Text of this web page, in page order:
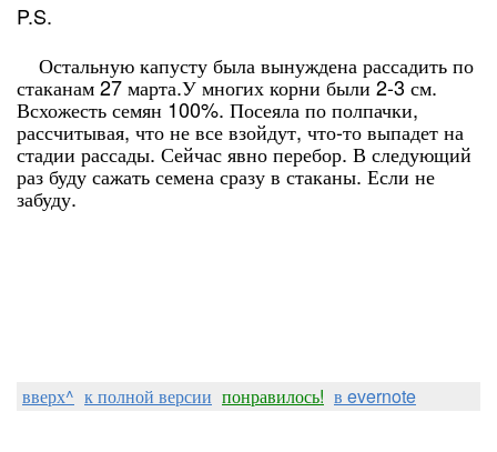
P.S.
Остальную капусту была вынуждена рассадить по
стаканам 27 марта.У многих корни были 2-3 см.
Всхожесть семян 100%. Посеяла по полпачки,
рассчитывая, что не все взойдут, что-то выпадет на
стадии рассады. Сейчас явно перебор. В следующий
раз буду сажать семена сразу в стаканы. Если не
забуду.
вверх^ к полной версии понравилось! в evernote